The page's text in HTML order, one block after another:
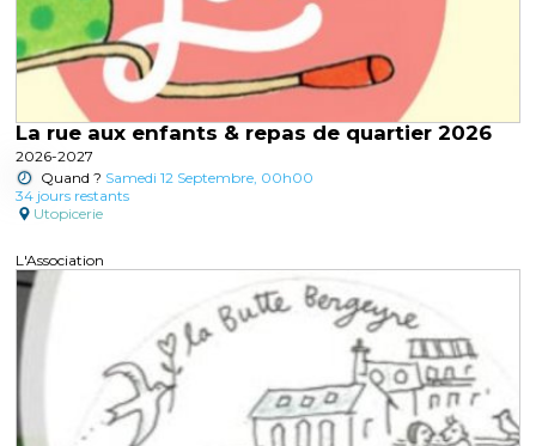
La rue aux enfants & repas de quartier 2026
2026-2027
Quand ? Samedi 12 Septembre, 00h00
34 jours restants
Utopicerie
L'Association